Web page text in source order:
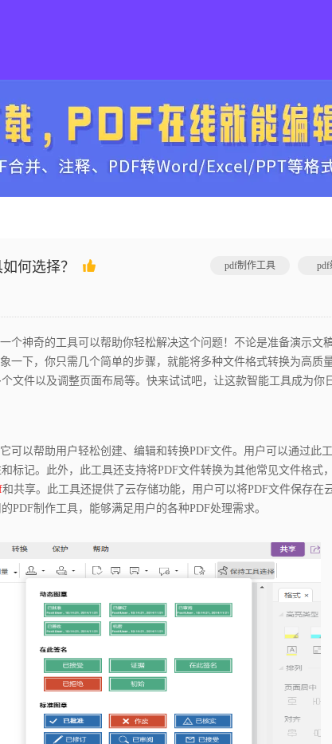
何选择？ pdf制作工具 pdf
个神奇的工具可以帮助你轻松解决这个问题！不论是准备演示文
一下，你只需几个简单的步骤，就能将多种文件格式转换为高质
文件以及调整页面布局等。快来试试吧，让这款智能工具成为你
可以帮助用户轻松创建、编辑和转换PDF文件。用户可以通过此
标记。此外，此工具还支持将PDF文件转换为其他常见文件格式
和共享。此工具还提供了云存储功能，用户可以将PDF文件保存在
PDF制作工具，能够满足用户的各种PDF处理需求。